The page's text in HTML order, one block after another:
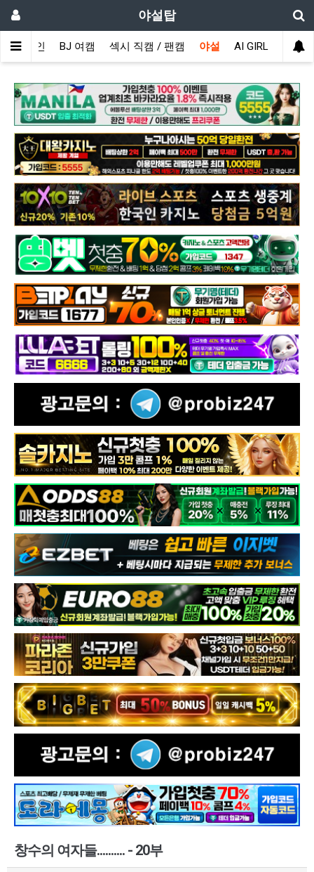
야설탑
메인 BJ 여캠 섹시 직캠 / 팬캠 야설 AI GIRL
창수의 여자들.......... - 20부